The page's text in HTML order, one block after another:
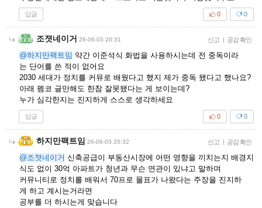
답글 0
0
조졋네이거 26-06-03 20:31 신고 | 공감 확인
@하지만팩트임 약간 이준석식 화법을 사용하시는데 전 중독이라
는 단어를 쓴 적이 없어요
2030 세대가 정치를 커뮤로 배웠다고 했지 제가 중독 됐다고 했나요?
아래 펨코 글만해도 한참 잘못됐다는 게 보이는데?
누가 심각한지는 진지하게 스스로 생각하세요
답글 0
0
하지만팩트임 26-06-03 20:32 신고 | 공감 확인
@조졋네이거 신축공급이 부동산시장에 어떤 영향을 끼치는지 배경지
식도 없이 30억 아파트가 청년과 무슨 연관이 있냐고 말하며
커뮤니티로 정치를 배워서 70프로 몰표가 나왔다는 주장을 진지하
게 하고 계시는거라면
공부를 더 하시는게 맞습니다